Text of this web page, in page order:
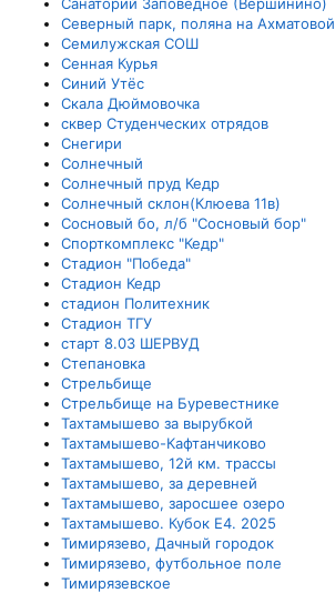
Северный парк, поляна на Ахматовой
Семилужская СОШ
Сенная Курья
Синий Утёс
Скала Дюймовочка
сквер Студенческих отрядов
Снегири
Солнечный
Солнечный пруд Кедр
Солнечный склон(Клюева 11в)
Сосновый бо, л/б "Сосновый бор"
Спорткомплекс "Кедр"
Стадион "Победа"
Стадион Кедр
стадион Политехник
Стадион ТГУ
старт 8.03 ШЕРВУД
Степановка
Стрельбище
Стрельбище на Буревестнике
Тахтамышево за вырубкой
Тахтамышево-Кафтанчиково
Тахтамышево, 12й км. трассы
Тахтамышево, за деревней
Тахтамышево, заросшее озеро
Тахтамышево. Кубок Е4. 2025
Тимирязево, Дачный городок
Тимирязево, футбольное поле
Тимирязевское